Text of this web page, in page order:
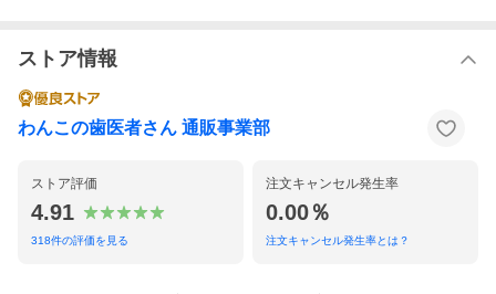
ストア情報
わんこの歯医者さん 通販事業部
ストア評価
4.91
318件の評価を見る
注文キャンセル発生率
0.00％
注文キャンセル発生率とは？